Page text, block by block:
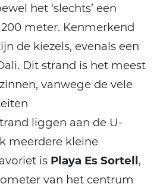
het ‘slechts’ een
meter. Kenmerkend
de kiezels, evenals een
Dit strand is het meest
vanwege de vele
liggen aan de U-
meerdere kleine
is Playa Es Sortell,
van het centrum